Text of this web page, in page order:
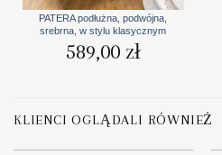
PATERA podłużna, podwójna,
srebrna, w stylu klasycznym
589,00 zł
KLIENCI OGLĄDALI RÓWNIEŻ